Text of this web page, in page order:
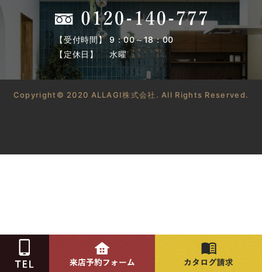
【受付時間】 9：00～18：00
【定休日】 水曜
Copyright© 2020 ALLAGI株式会社. All Rights Reserved.